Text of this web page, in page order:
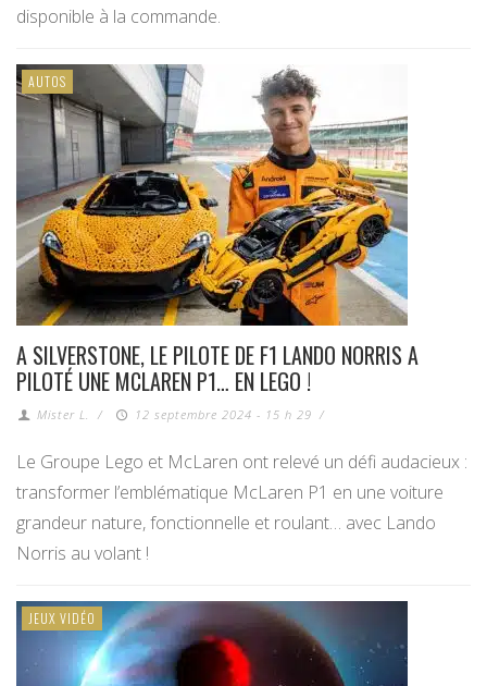
disponible à la commande.
AUTOS
A SILVERSTONE, LE PILOTE DE F1 LANDO NORRIS A
PILOTÉ UNE MCLAREN P1… EN LEGO !
Mister L. / 12 septembre 2024 - 15 h 29 /
Le Groupe Lego et McLaren ont relevé un défi audacieux :
transformer l’emblématique McLaren P1 en une voiture
grandeur nature, fonctionnelle et roulant… avec Lando
Norris au volant !
JEUX VIDÉO